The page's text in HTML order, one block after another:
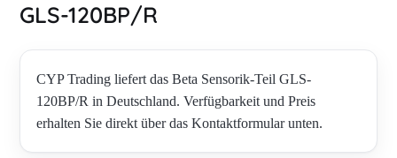
GLS-120BP/R
CYP Trading liefert das Beta Sensorik-Teil GLS-
120BP/R in Deutschland. Verfügbarkeit und Preis
erhalten Sie direkt über das Kontaktformular unten.